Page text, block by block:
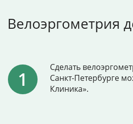
Велоэргометрия
Сделать
Санкт-Петербурге
Клиника».